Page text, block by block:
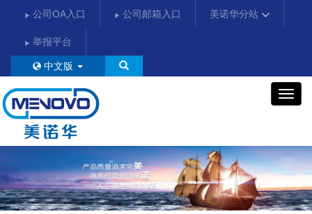
公司OA入口 公司邮箱入口 美诺华分站
举报平台
中文版
美
诺